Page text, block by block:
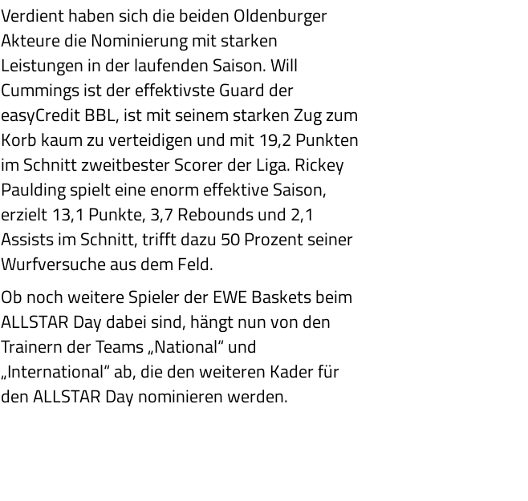
Verdient haben sich die beiden Oldenburger
Akteure die Nominierung mit starken
Leistungen in der laufenden Saison. Will
Cummings ist der effektivste Guard der
easyCredit BBL, ist mit seinem starken Zug zum
Korb kaum zu verteidigen und mit 19,2 Punkten
im Schnitt zweitbester Scorer der Liga. Rickey
Paulding spielt eine enorm effektive Saison,
erzielt 13,1 Punkte, 3,7 Rebounds und 2,1
Assists im Schnitt, trifft dazu 50 Prozent seiner
Wurfversuche aus dem Feld.
Ob noch weitere Spieler der EWE Baskets beim
ALLSTAR Day dabei sind, hängt nun von den
Trainern der Teams „National“ und
„International“ ab, die den weiteren Kader für
den ALLSTAR Day nominieren werden.